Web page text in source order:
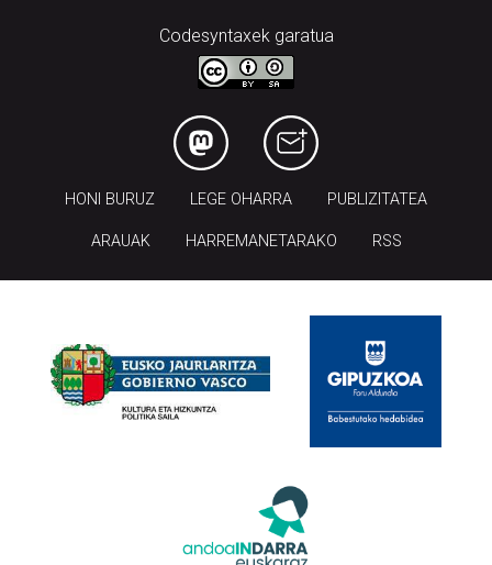
Codesyntaxek garatua
HONI BURUZ LEGE OHARRA PUBLIZITATEA
ARAUAK HARREMANETARAKO RSS